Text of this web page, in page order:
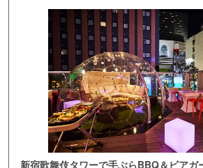
新宿歌舞伎タワーで手ぶらBBQ＆ビアガ